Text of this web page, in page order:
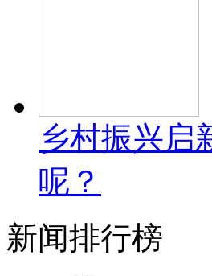
乡村振兴启
呢？
新闻排行榜